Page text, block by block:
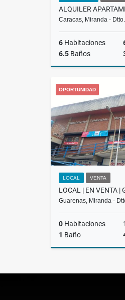
Caracas, Miranda -
6 Habitaciones
6.5 Baños
OPORTUNIDAD
LOCAL VENTA
Guarenas, Miranda -
0 Habitaciones
1 Baño